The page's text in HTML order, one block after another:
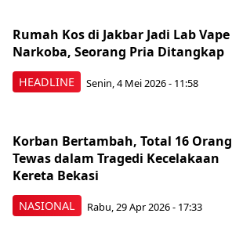
HEADLINE
Rumah Kos di Jakbar Jadi Lab Vape
Narkoba, Seorang Pria Ditangkap
Senin, 4 Mei 2026 - 11:58
NASIONAL
Korban Bertambah, Total 16 Orang
Tewas dalam Tragedi Kecelakaan
Kereta Bekasi
Rabu, 29 Apr 2026 - 17:33